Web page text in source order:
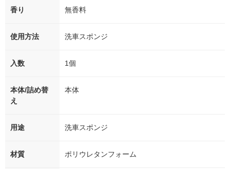
香り 無香料
使用方法 洗車スポンジ
入数 1個
本体/詰め替
え
本体
用途 洗車スポンジ
材質 ポリウレタンフォーム